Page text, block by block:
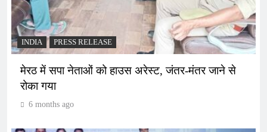
INDIA PRESS RELEASE
मेरठ में सपा नेताओं को हाउस अरेस्ट, जंतर-मंतर जाने से
रोका गया
6 months ago